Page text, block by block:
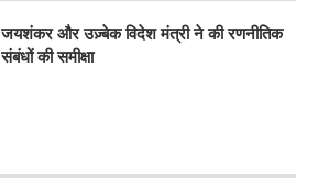
जयशंकर और उज़्बेक विदेश मंत्री ने की रणनीतिक
संबंधों की समीक्षा